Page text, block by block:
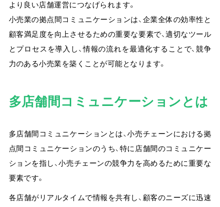
より良い店舗運営につなげられます。
小売業の拠点間コミュニケーションは、企業全体の効率性と
顧客満足度を向上させるための重要な要素で、適切なツール
とプロセスを導入し、情報の流れを最適化することで、競争
力のある小売業を築くことが可能となります。
多店舗間コミュニケーションとは
多店舗間コミュニケーションとは、小売チェーンにおける拠
点間コミュニケーションのうち、特に店舗間のコミュニケー
ションを指し、小売チェーンの競争力を高めるために重要な
要素です。
各店舗がリアルタイムで情報を共有し、顧客のニーズに迅速